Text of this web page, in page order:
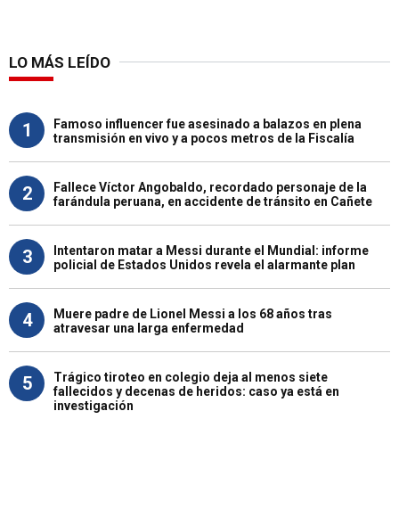
LO MÁS LEÍDO
1
Famoso influencer fue asesinado a balazos en plena
transmisión en vivo y a pocos metros de la Fiscalía
2
Fallece Víctor Angobaldo, recordado personaje de la
farándula peruana, en accidente de tránsito en Cañete
3
Intentaron matar a Messi durante el Mundial: informe
policial de Estados Unidos revela el alarmante plan
4
Muere padre de Lionel Messi a los 68 años tras
atravesar una larga enfermedad
5
Trágico tiroteo en colegio deja al menos siete
fallecidos y decenas de heridos: caso ya está en
investigación